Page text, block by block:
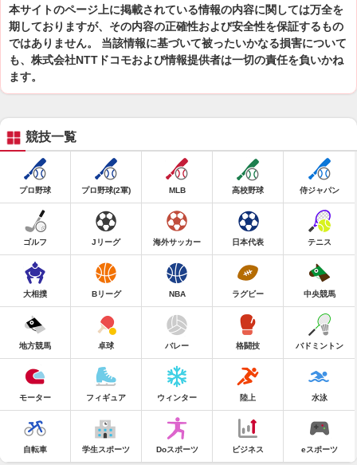
本サイトのページ上に掲載されている情報の内容に関しては万全を
期しておりますが、その内容の正確性および安全性を保証するもの
ではありません。 当該情報に基づいて被ったいかなる損害について
も、株式会社NTTドコモおよび情報提供者は一切の責任を負いかね
ます。
競技一覧
プロ野球 プロ野球(2軍) MLB 高校野球 侍ジャパン
ゴルフ Jリーグ 海外サッカー 日本代表 テニス
大相撲 Bリーグ NBA ラグビー 中央競馬
地方競馬 卓球 バレー 格闘技 バドミントン
モーター フィギュア ウィンター 陸上 水泳
自転車 学生スポーツ Doスポーツ ビジネス eスポーツ